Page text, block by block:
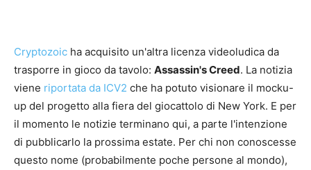
Cryptozoic ha acquisito un'altra licenza videoludica da
trasporre in gioco da tavolo: Assassin's Creed. La notizia
viene riportata da ICV2 che ha potuto visionare il mocku-
up del progetto alla fiera del giocattolo di New York. E per
il momento le notizie terminano qui, a parte l'intenzione
di pubblicarlo la prossima estate. Per chi non conoscesse
questo nome (probabilmente poche persone al mondo),